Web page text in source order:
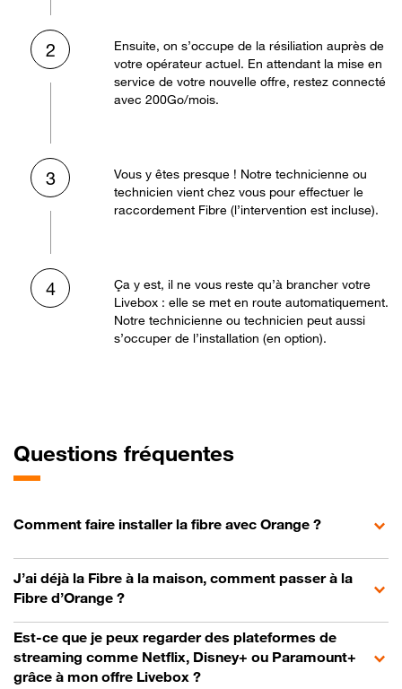
2
Ensuite, on s’occupe de la résiliation auprès de
votre opérateur actuel. En attendant la mise en
service de votre nouvelle offre, restez connecté
avec 200Go/mois.
3
Vous y êtes presque ! Notre technicienne ou
technicien vient chez vous pour effectuer le
raccordement Fibre (l’intervention est incluse).
4
Ça y est, il ne vous reste qu’à brancher votre
Livebox : elle se met en route automatiquement.
Notre technicienne ou technicien peut aussi
s’occuper de l’installation (en option).
Questions fréquentes
Comment faire installer la fibre avec Orange ?
J’ai déjà la Fibre à la maison, comment passer à la
Fibre d’Orange ?
Est-ce que je peux regarder des plateformes de
streaming comme Netflix, Disney+ ou Paramount+
grâce à mon offre Livebox ?